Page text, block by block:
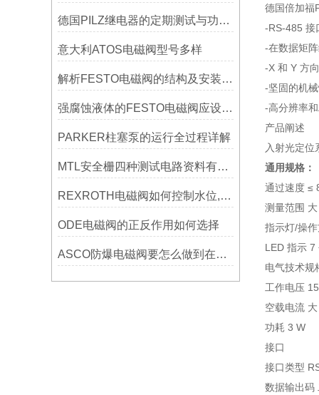
德国PILZ继电器的定期测试与功能安全维护要求
意大利ATOS电磁阀型号多样
解析FESTO电磁阀的结构及安装调试
强腐蚀液体的FESTO电磁阀应设（六种腐蚀形式导致阀门失效）
PARKER柱塞泵的运行全过程详解
MTL安全栅四种测试电路资料有哪些？
REXROTH电磁阀如何控制水位,实现水量大小可以吗?
ODE电磁阀的正反作用如何选择
ASCO防爆电磁阀要怎么做到在低温环境下运行？
德国倍加福
-RS-485 接
-在数据矩
-X 和 Y 方
-坚固的机
-高分辨率
产品阐述
入射光定位
通用规格：
通过速度 ≤
测量范围
指示灯/操
LED 指示 7
电气技术规
工作电压
空载电流
功耗 3 W
接口
接口类型
数据输出码